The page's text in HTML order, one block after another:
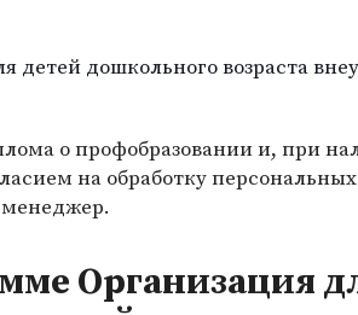
дошкольного возраста
о профобразовании и, при
на обработку
Организация